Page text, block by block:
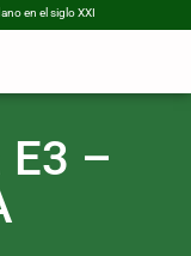
en el siglo XXI
–